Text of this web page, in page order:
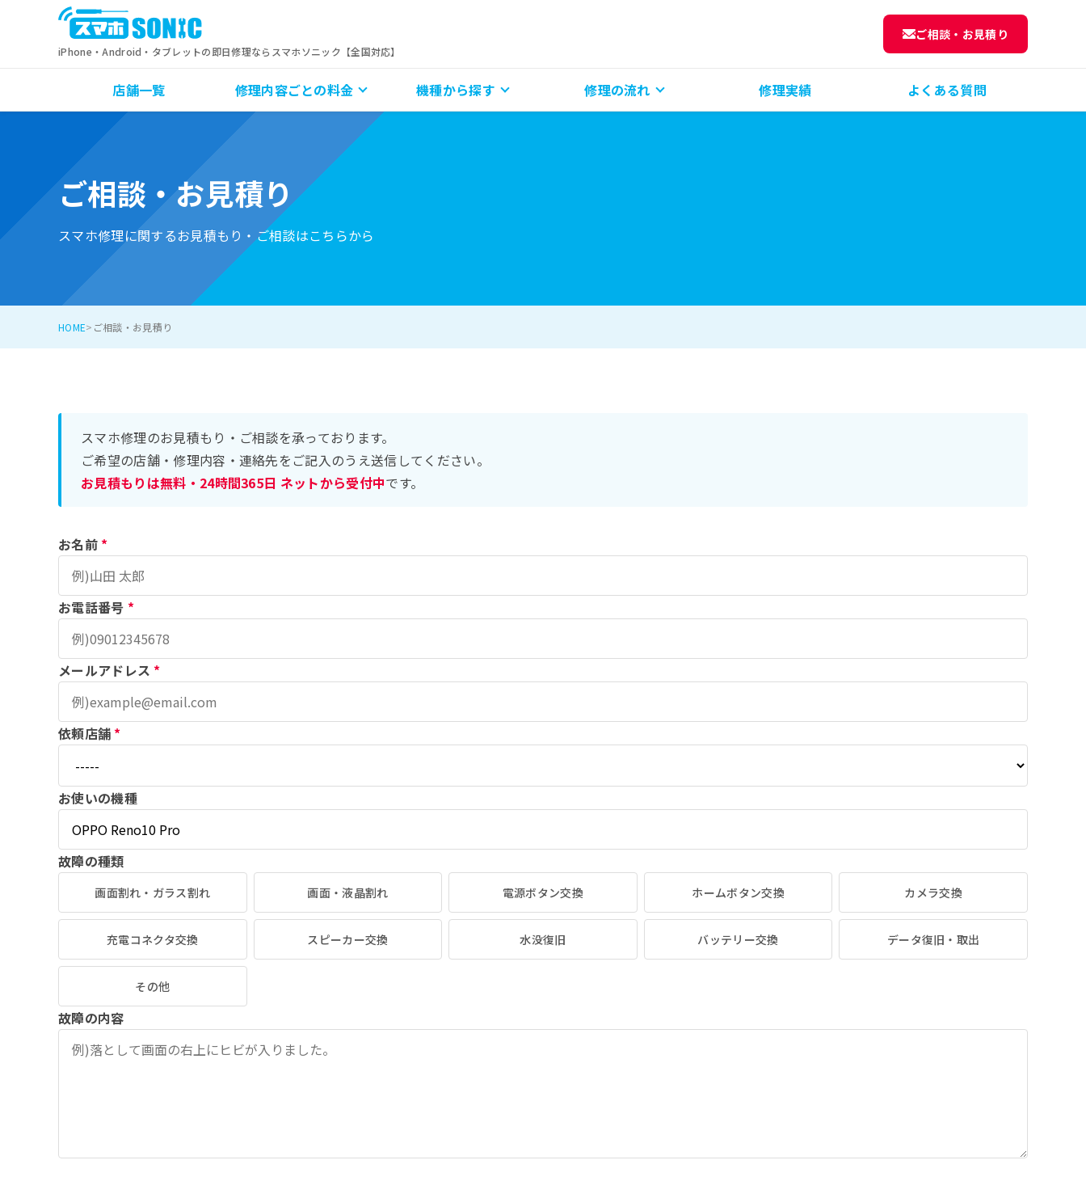
iPhone・Android・タブレットの即日修理ならスマホソニック【全国対応】
ご相談・お見積り
店舗一覧 修理内容ごとの料金 機種から探す 修理の流れ 修理実績 よくある質問
ご相談・お見積り
スマホ修理に関するお見積もり・ご相談はこちらから
HOME ご相談・お見積り
スマホ修理のお見積もり・ご相談を承っております。
ご希望の店舗・修理内容・連絡先をご記入のうえ送信してください。
お見積もりは無料・24時間365日 ネットから受付中です。
お名前 *
お電話番号 *
メールアドレス *
依頼店舗 *
お使いの機種
故障の種類
画面割れ・ガラス割れ 画面・液晶割れ 電源ボタン交換 ホームボタン交換 カメラ交換
充電コネクタ交換 スピーカー交換 水没復旧 バッテリー交換 データ復旧・取出
その他
故障の内容